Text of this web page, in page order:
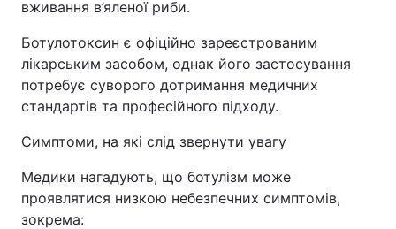
вживання в’яленої риби.
Ботулотоксин є офіційно зареєстрованим
лікарським засобом, однак його застосування
потребує суворого дотримання медичних
стандартів та професійного підходу.
Симптоми, на які слід звернути увагу
Медики нагадують, що ботулізм може
проявлятися низкою небезпечних симптомів,
зокрема: